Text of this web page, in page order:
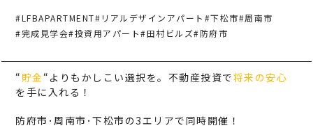
建築・不動産事業
環境リサイクル事業
TAMURA MEDIA
オリジナルグッズ
メディア実績
RECRUIT/エントリー
#LFBAPARTMENT#リアルデザインアパート #下松市#周南市
#完成見学会#投資用アパート#田村ビルズ#防府市
“ 貯金 “よりもかしこい選択を。不動産投資で将来の安心
を手に入れる！
防府市･周南市･下松市の3エリアで同時開催！